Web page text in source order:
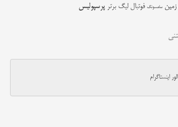
زمین سامسونگ فوتبال لیگ برتر پرسپولیس
اینستاگرام